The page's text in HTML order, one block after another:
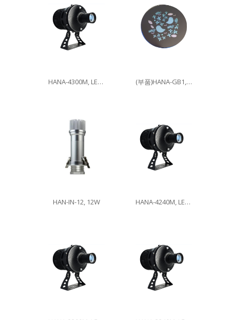
HANA-4300M, LED300W (부품)HANA-GB1, 이미지글라스
HAN-IN-12, 12W HANA-4240M, LED240W